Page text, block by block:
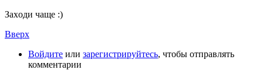
Заxоди чаще :)
Вверх
Войдите или зарегистрируйтесь, чтобы отправлять
комментарии